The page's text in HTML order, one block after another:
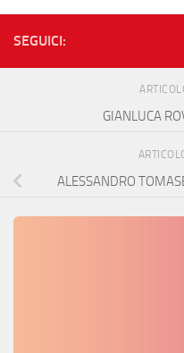
SEGUICI:
GIANLUCA
ALESSANDRO